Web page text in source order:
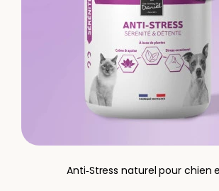
Anti‑Stress naturel pour chien